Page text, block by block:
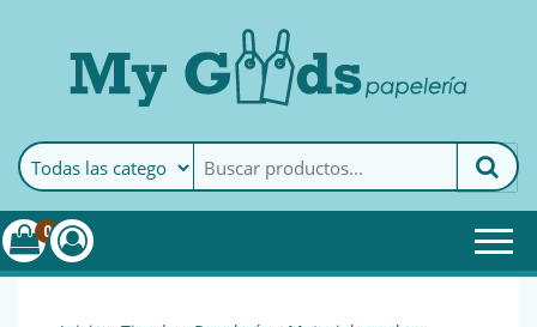
MyGoods · PapeleríaMy Goods es tu papelería
online de confianza. Podrás
encontrar todo lo necesario
0